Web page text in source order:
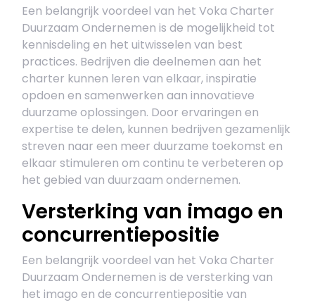
Een belangrijk voordeel van het Voka Charter
Duurzaam Ondernemen is de mogelijkheid tot
kennisdeling en het uitwisselen van best
practices. Bedrijven die deelnemen aan het
charter kunnen leren van elkaar, inspiratie
opdoen en samenwerken aan innovatieve
duurzame oplossingen. Door ervaringen en
expertise te delen, kunnen bedrijven gezamenlijk
streven naar een meer duurzame toekomst en
elkaar stimuleren om continu te verbeteren op
het gebied van duurzaam ondernemen.
Versterking van imago en
concurrentiepositie
Een belangrijk voordeel van het Voka Charter
Duurzaam Ondernemen is de versterking van
het imago en de concurrentiepositie van